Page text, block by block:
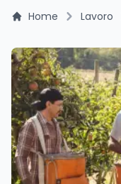
Home Lavoro